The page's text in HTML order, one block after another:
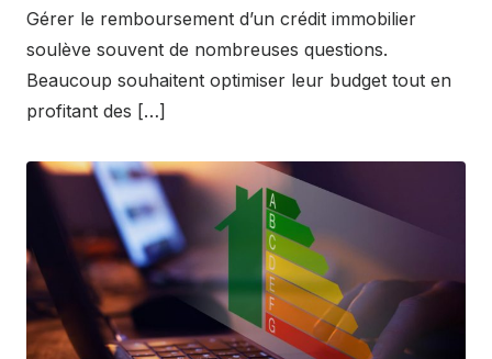
Gérer le remboursement d’un crédit immobilier
soulève souvent de nombreuses questions.
Beaucoup souhaitent optimiser leur budget tout en
profitant des […]